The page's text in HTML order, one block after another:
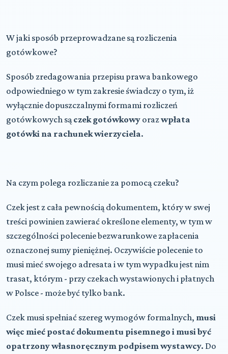
W jaki sposób przeprowadzane są rozliczenia
gotówkowe?
Sposób zredagowania przepisu prawa bankowego
odpowiedniego w tym zakresie świadczy o tym, iż
wyłącznie dopuszczalnymi formami rozliczeń
gotówkowych są czek gotówkowy orazwpłata
gotówki na rachunek wierzyciela.
Na czym polega rozliczanie za pomocą czeku?
Czek jest z cała pewnością dokumentem, który w swej
treści powinien zawierać określone elementy, w tym w
szczególności polecenie bezwarunkowe zapłacenia
oznaczonej sumy pieniężnej. Oczywiście polecenie to
musi mieć swojego adresata i w tym wypadku jest nim
trasat, którym - przy czekach wystawionych i płatnych
w Polsce - może być tylko bank.
Czek musi spełniać szereg wymogów formalnych, musi
więc mieć postać dokumentu pisemnego i musi być
opatrzony własnoręcznym podpisem wystawcy. Do